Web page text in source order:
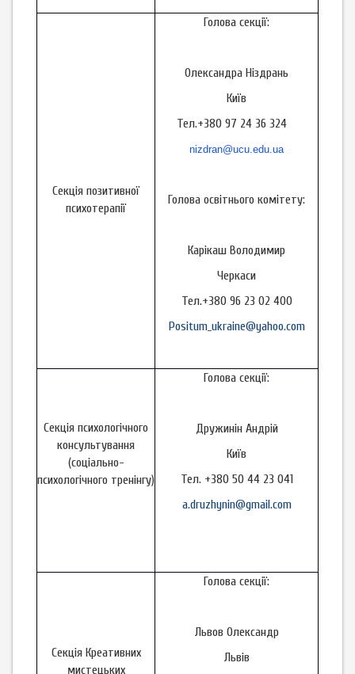
Секція позитивної
психотерапії
Голова секції:
Олександра Ніздрань
Київ
Тел.+380 97 24 36 324
nizdran@ucu.edu.ua
Голова освітнього комітету:
Карікаш Володимир
Черкаси
Тел.+380 96 23 02 400
Positum_ukraine@yahoo.com
Секція психологічного
консультування
(соціально-
психологічного тренінгу)
Голова секції:
Дружинін Андрій
Київ
Тел. +380 50 44 23 041
a.druzhynin@gmail.com
Секція Креативних
мистецьких
Голова секції:
Львов Олександр
Львів